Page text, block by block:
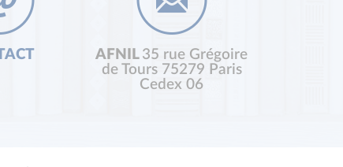
AFNIL 35 rue Grégoire
de Tours 75279 Paris
Cedex 06